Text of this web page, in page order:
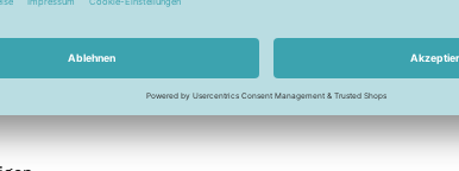
zu vermeiden; die Stoffe wieder gut trocknen
abdecken und das Bügeleisen - Schritt für
liegend auskühlen, damit sich die Haftung